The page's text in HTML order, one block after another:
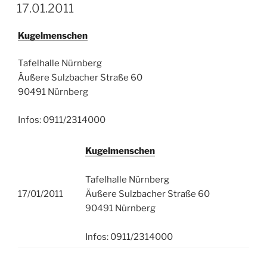
17.01.2011
Kugelmenschen
Tafelhalle Nürnberg
Äußere Sulzbacher Straße 60
90491 Nürnberg
Infos: 0911/2314000
17/01/2011
Kugelmenschen
Tafelhalle Nürnberg
Äußere Sulzbacher Straße 60
90491 Nürnberg
Infos: 0911/2314000